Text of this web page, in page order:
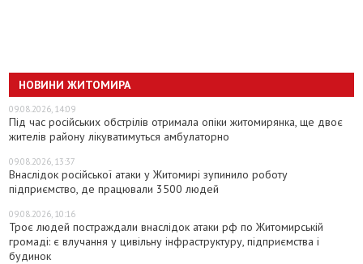
НОВИНИ ЖИТОМИРА
09.08.2026, 14:09
Під час російських обстрілів отримала опіки житомирянка, ще двоє
жителів району лікуватимуться амбулаторно
09.08.2026, 13:37
Внаслідок російської атаки у Житомирі зупинило роботу
підприємство, де працювали 3500 людей
09.08.2026, 10:16
Троє людей постраждали внаслідок атаки рф по Житомирській
громаді: є влучання у цивільну інфраструктуру, підприємства і
будинок